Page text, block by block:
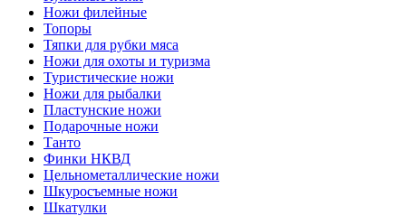
Ножи филейные
Топоры
Тяпки для рубки мяса
Ножи для охоты и туризма
Туристические ножи
Ножи для рыбалки
Пластунские ножи
Подарочные ножи
Танто
Финки НКВД
Цельнометаллические ножи
Шкуросъемные ножи
Шкатулки